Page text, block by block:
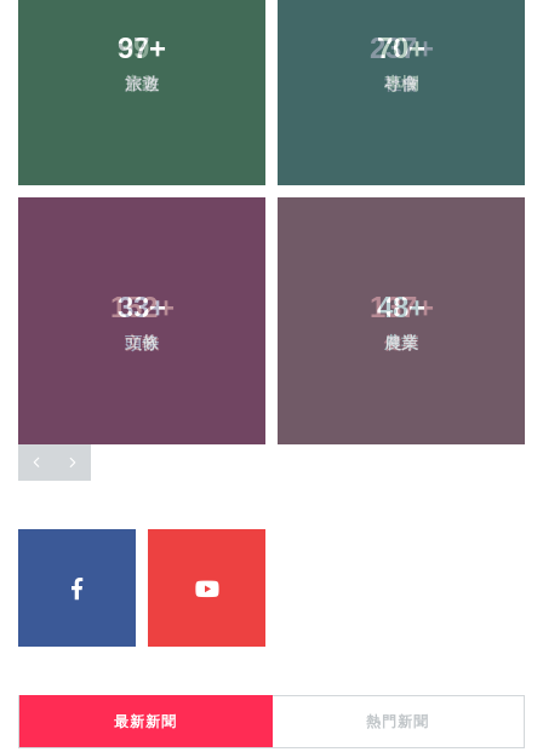
97+
旅遊
70+
專欄
33+
頭條
48+
農業
最新新聞 熱門新聞